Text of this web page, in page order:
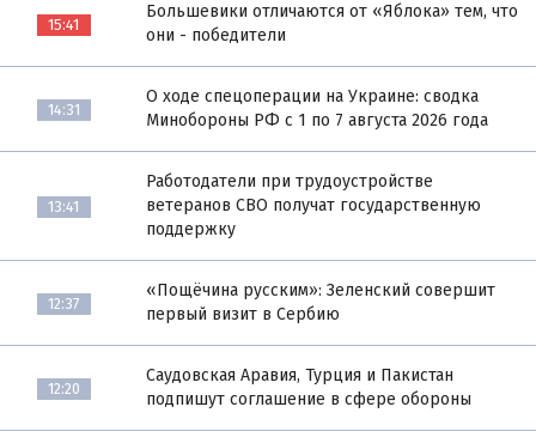
15:41
Большевики отличаются от «Яблока» тем, что
они - победители
14:31
О ходе спецоперации на Украине: сводка
Минобороны РФ с 1 по 7 августа 2026 года
13:41
Работодатели при трудоустройстве
ветеранов СВО получат государственную
поддержку
12:37
«Пощёчина русским»: Зеленский совершит
первый визит в Сербию
12:20
Саудовская Аравия, Турция и Пакистан
подпишут соглашение в сфере обороны